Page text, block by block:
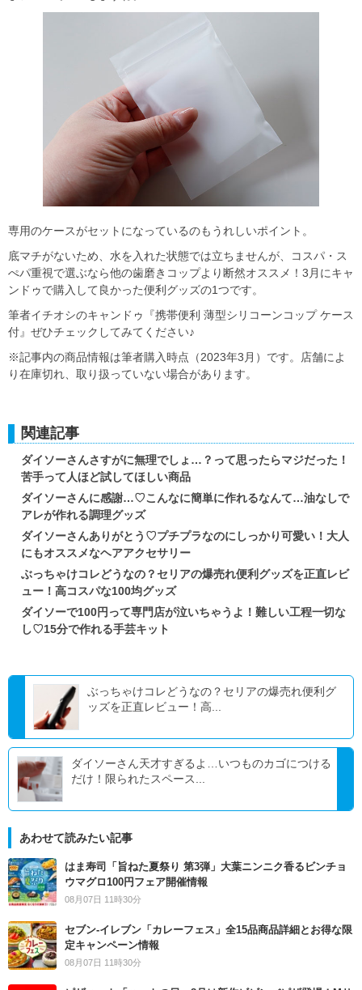
専用のケースがセットになっているのもうれしいポイント。
底マチがないため、水を入れた状態では立ちませんが、コスパ・ス
ぺパ重視で選ぶなら他の歯磨きコップより断然オススメ！3月にキャ
ンドゥで購入して良かった便利グッズの1つです。
筆者イチオシのキャンドゥ『携帯便利 薄型シリコーンコップ ケース
付』ぜひチェックしてみてください♪
※記事内の商品情報は筆者購入時点（2023年3月）です。店舗によ
り在庫切れ、取り扱っていない場合があります。
関連記事
ダイソーさんさすがに無理でしょ…？って思ったらマジだった！
苦手って人ほど試してほしい商品
ダイソーさんに感謝…♡こんなに簡単に作れるなんて…油なしで
アレが作れる調理グッズ
ダイソーさんありがとう♡プチプラなのにしっかり可愛い！大人
にもオススメなヘアアクセサリー
ぶっちゃけコレどうなの？セリアの爆売れ便利グッズを正直レビ
ュー！高コスパな100均グッズ
ダイソーで100円って専門店が泣いちゃうよ！難しい工程一切な
し♡15分で作れる手芸キット
ぶっちゃけコレどうなの？セリアの爆売れ便利グ
ッズを正直レビュー！高...
ダイソーさん天才すぎるよ…いつものカゴにつける
だけ！限られたスペース...
あわせて読みたい記事
はま寿司「旨ねた夏祭り 第3弾」大葉ニンニク香るビンチョ
ウマグロ100円フェア開催情報
08月07日 11時30分
セブン‐イレブン「カレーフェス」全15品商品詳細とお得な限
定キャンペーン情報
08月07日 11時30分